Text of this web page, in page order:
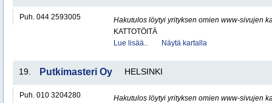
Puh. 044 2593005
Hakutulos löytyi yrityksen omien www-sivujen
KATTOTÖITÄ
Lue lisää..
Näytä kartalla
19. Putkimasteri Oy HELSINKI
Puh. 010 3204280
Hakutulos löytyi yrityksen omien www-sivujen